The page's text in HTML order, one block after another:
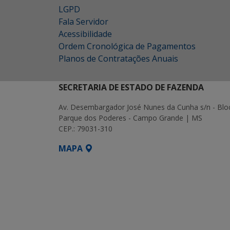
LGPD
Fala Servidor
Acessibilidade
Ordem Cronológica de Pagamentos
Planos de Contratações Anuais
SECRETARIA DE ESTADO DE FAZENDA
Av. Desembargador José Nunes da Cunha s/n -
Parque dos Poderes - Campo Grande | MS
CEP.: 79031-310
MAPA